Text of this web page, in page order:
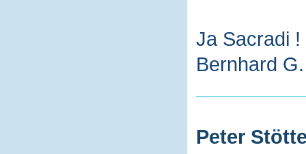
Ja Sacradi
Bernhard
Peter